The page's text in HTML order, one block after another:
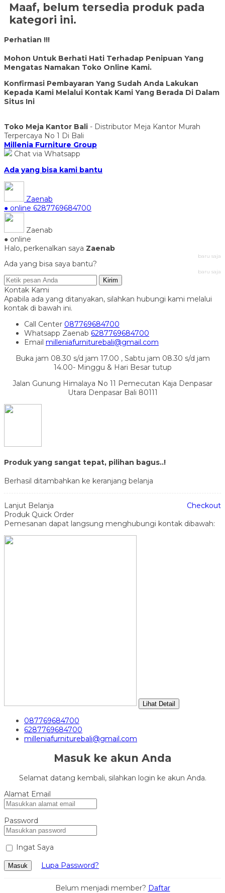
Maaf, belum tersedia produk pada
kategori ini.
Perhatian !!!
Mohon Untuk Berhati Hati Terhadap Penipuan Yang
Mengatas Namakan Toko Online Kami.
Konfirmasi Pembayaran Yang Sudah Anda Lakukan
Kepada Kami Melalui Kontak Kami Yang Berada Di Dalam
Situs Ini
Toko Meja Kantor Bali - Distributor Meja Kantor Murah
Terpercaya No 1 Di Bali
Millenia Furniture Group
Chat via Whatsapp
Ada yang bisa kami bantu
Zaenab
● online 6287769684700
Zaenab
● online
Halo, perkenalkan saya Zaenab
baru saja
Ada yang bisa saya bantu?
baru saja
Kirim
Kontak Kami
Apabila ada yang ditanyakan, silahkan hubungi kami melalui
kontak di bawah ini.
Call Center 087769684700
Whatsapp Zaenab 6287769684700
Email milleniafurniturebali@gmail.com
Buka jam 08.30 s/d jam 17.00 , Sabtu jam 08.30 s/d jam
14.00- Minggu & Hari Besar tutup
Jalan Gunung Himalaya No 11 Pemecutan Kaja Denpasar
Utara Denpasar Bali 80111
Produk yang sangat tepat, pilihan bagus..!
Berhasil ditambahkan ke keranjang belanja
Lanjut Belanja
Checkout
Produk Quick Order
Pemesanan dapat langsung menghubungi kontak dibawah:
Lihat Detail
087769684700
6287769684700
milleniafurniturebali@gmail.com
Masuk ke akun Anda
Selamat datang kembali, silahkan login ke akun Anda.
Alamat Email
Password
Ingat Saya
Masuk Lupa Password?
Belum menjadi member? Daftar